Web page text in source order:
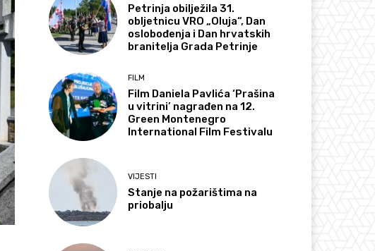
Petrinja obilježila 31.
obljetnicu VRO „Oluja“, Dan
oslobođenja i Dan hrvatskih
branitelja Grada Petrinje
FILM
Film Daniela Pavlića ‘Prašina
u vitrini’ nagrađen na 12.
Green Montenegro
International Film Festivalu
VIJESTI
Stanje na požarištima na
priobalju